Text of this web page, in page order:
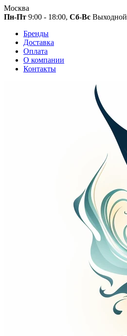
Москва
Пн-Пт 9:00 - 18:00, Сб-Вс Выходной
Бренды
Доставка
Оплата
О компании
Контакты